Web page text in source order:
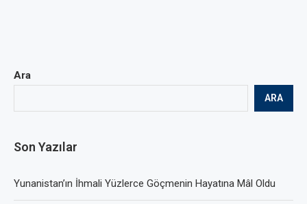
Ara
ARA
Son Yazılar
Yunanistan’ın İhmali Yüzlerce Göçmenin Hayatına Mâl Oldu